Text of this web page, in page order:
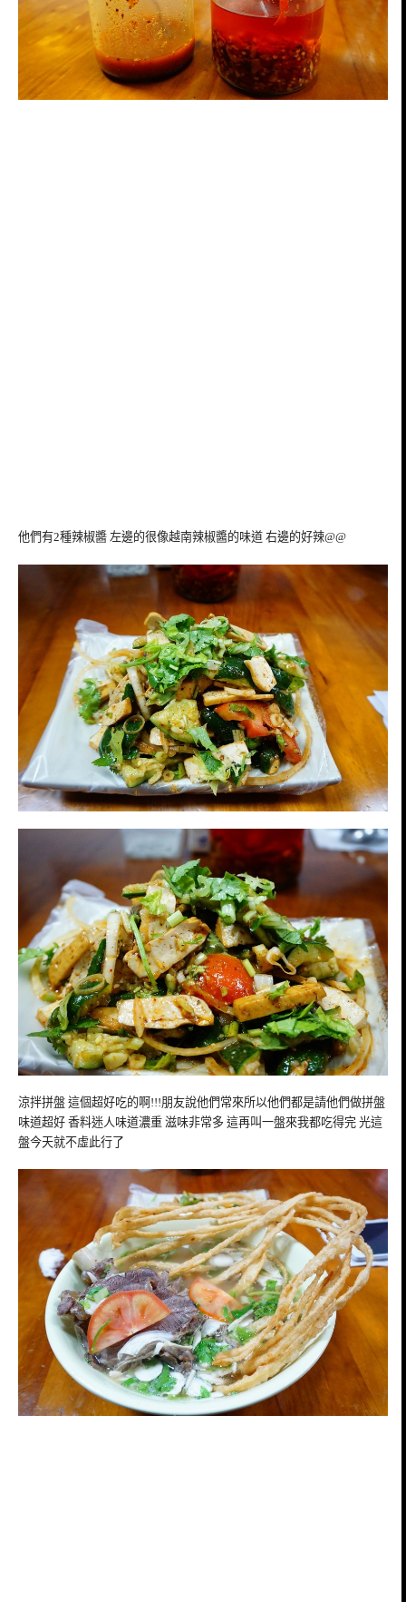
他們有2種辣椒醬 左邊的很像越南辣椒醬的味道 右邊的好辣@@
涼拌拼盤 這個超好吃的啊!!!朋友說他們常來所以他們都是請他們做拼盤
味道超好 香料迷人味道濃重 滋味非常多 這再叫一盤來我都吃得完 光這
盤今天就不虛此行了